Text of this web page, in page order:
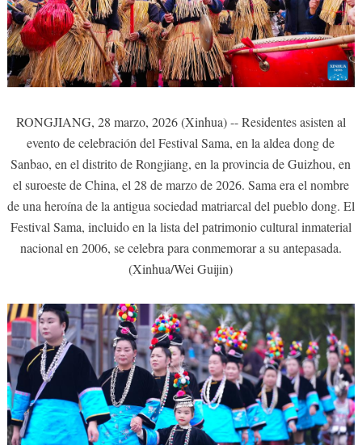
RONGJIANG, 28 marzo, 2026 (Xinhua) -- Residentes asisten al
evento de celebración del Festival Sama, en la aldea dong de
Sanbao, en el distrito de Rongjiang, en la provincia de Guizhou, en
el suroeste de China, el 28 de marzo de 2026. Sama era el nombre
de una heroína de la antigua sociedad matriarcal del pueblo dong. El
Festival Sama, incluido en la lista del patrimonio cultural inmaterial
nacional en 2006, se celebra para conmemorar a su antepasada.
(Xinhua/Wei Guijin)